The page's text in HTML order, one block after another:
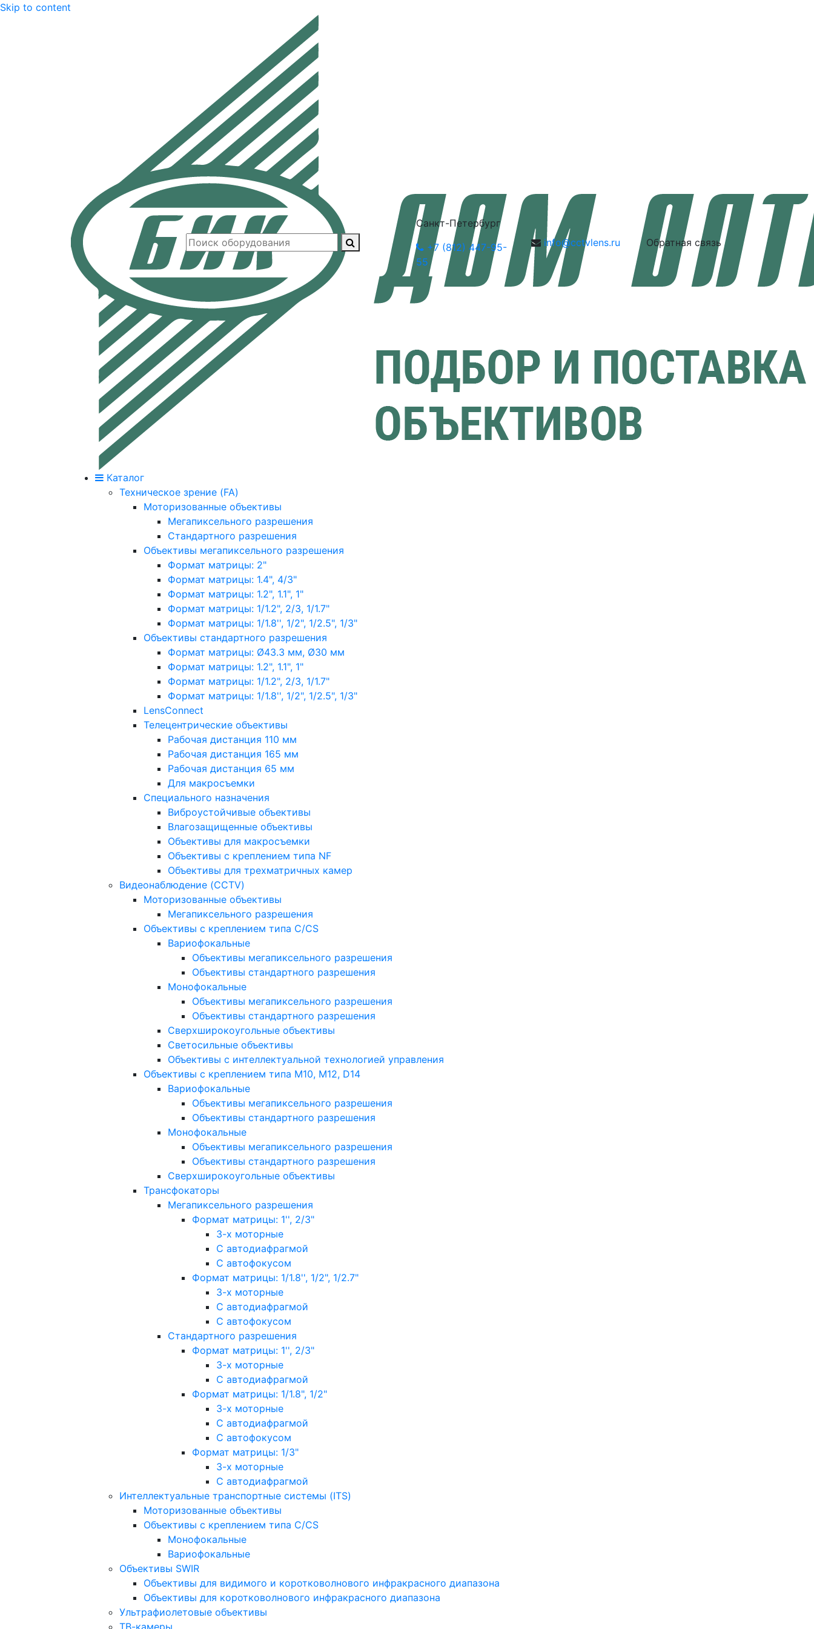
Skip to content
Санкт-Петербург
+7 (812) 447-95-
55
info@cctvlens.ru Обратная связь
Каталог
Техническое зрение (FA)
Моторизованные объективы
Мегапиксельного разрешения
Стандартного разрешения
Объективы мегапиксельного разрешения
Формат матрицы: 2"
Формат матрицы: 1.4", 4/3"
Формат матрицы: 1.2", 1.1", 1"
Формат матрицы: 1/1.2", 2/3, 1/1.7"
Формат матрицы: 1/1.8'', 1/2", 1/2.5", 1/3"
Объективы стандартного разрешения
Формат матрицы: Ø43.3 мм, Ø30 мм
Формат матрицы: 1.2", 1.1", 1"
Формат матрицы: 1/1.2", 2/3, 1/1.7"
Формат матрицы: 1/1.8'', 1/2", 1/2.5", 1/3"
LensConnect
Телецентрические объективы
Рабочая дистанция 110 мм
Рабочая дистанция 165 мм
Рабочая дистанция 65 мм
Для макросъемки
Специального назначения
Виброустойчивые объективы
Влагозащищенные объективы
Объективы для макросъемки
Объективы с креплением типа NF
Объективы для трехматричных камер
Видеонаблюдение (CCTV)
Моторизованные объективы
Мегапиксельного разрешения
Объективы с креплением типа C/CS
Вариофокальные
Объективы мегапиксельного разрешения
Объективы стандартного разрешения
Монофокальные
Объективы мегапиксельного разрешения
Объективы стандартного разрешения
Сверхширокоугольные объективы
Светосильные объективы
Объективы с интеллектуальной технологией управления
Объективы с креплением типа M10, M12, D14
Вариофокальные
Объективы мегапиксельного разрешения
Объективы стандартного разрешения
Монофокальные
Объективы мегапиксельного разрешения
Объективы стандартного разрешения
Сверхширокоугольные объективы
Трансфокаторы
Мегапиксельного разрешения
Формат матрицы: 1'', 2/3"
3-х моторные
С автодиафрагмой
С автофокусом
Формат матрицы: 1/1.8'', 1/2", 1/2.7"
3-х моторные
С автодиафрагмой
С автофокусом
Стандартного разрешения
Формат матрицы: 1'', 2/3"
3-х моторные
С автодиафрагмой
Формат матрицы: 1/1.8", 1/2"
3-х моторные
С автодиафрагмой
С автофокусом
Формат матрицы: 1/3"
3-х моторные
С автодиафрагмой
Интеллектуальные транспортные системы (ITS)
Моторизованные объективы
Объективы с креплением типа C/CS
Монофокальные
Вариофокальные
Объективы SWIR
Объективы для видимого и коротковолнового инфракрасного диапазона
Объективы для коротковолнового инфракрасного диапазона
Ультрафиолетовые объективы
ТВ-камеры